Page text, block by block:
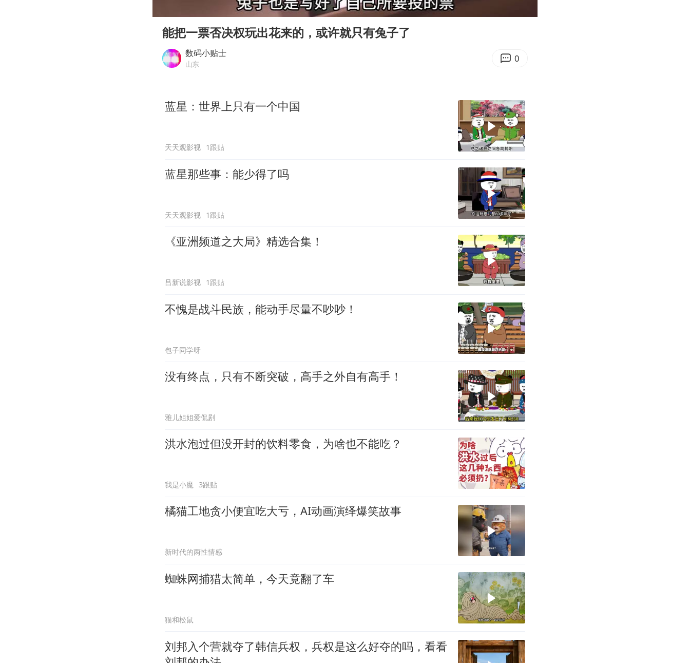
吉林一“温度计大楼”读数爆表
房主任回应争议
东方甄选被判赔偿江小白30万元
能把一票否决权玩出花来的，或许就只有兔子了
数码小贴士
山东 0
蓝星：世界上只有一个中国
天天观影视 1跟贴
蓝星那些事：能少得了吗
天天观影视 1跟贴
《亚洲频道之大局》精选合集！
吕新说影视 1跟贴
不愧是战斗民族，能动手尽量不吵吵！
包子同学呀
没有终点，只有不断突破，高手之外自有高手！
雅儿姐姐爱侃剧
洪水泡过但没开封的饮料零食，为啥也不能吃？
我是小魔 3跟贴
橘猫工地贪小便宜吃大亏，AI动画演绎爆笑故事
新时代的两性情感
蜘蛛网捕猎太简单，今天竟翻了车
猫和松鼠
刘邦入个营就夺了韩信兵权，兵权是这么好夺的吗，看看